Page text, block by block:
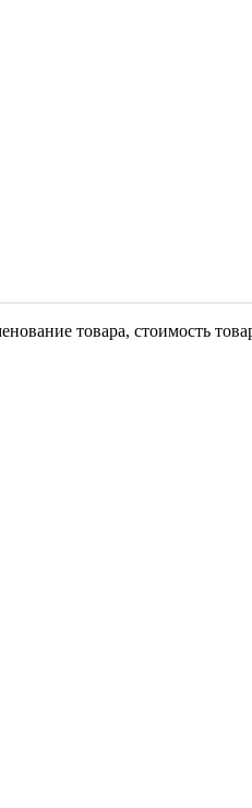
товара, стоимость